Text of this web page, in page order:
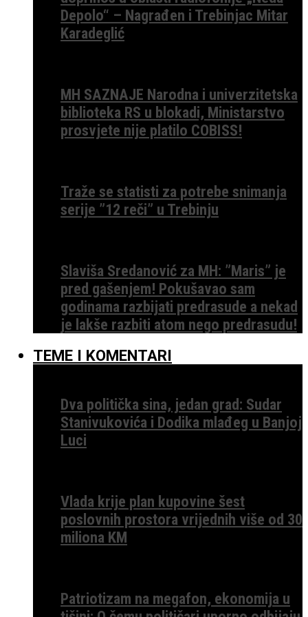
Depolo“ – Nagrađen i Trebinjac Mitar
Karadeglić
MH SAZNAJE Narodna i univerzitetska
biblioteka RS u blokadi, Ministarstvo
prosvjete nije platilo COBISS!
Traže se statisti za potrebe snimanja
serije ”12 reči” u Trebinju
Slaviša Sredanović za MH: ”Maris” je
pred gašenjem! Pokušavao sam
godinama razbijati predrasude a nekad
je lakše razbiti atom nego predrasudu!
TEME I KOMENTARI
Dva politička sina, jedan grad: Sudar
Stanivukovića i Dodika mlađeg u Banjoj
Luci
Vlada krije plan kupovine šest
poslovnih prostora vrijednih više od 30
miliona KM
Patriotizam na megafon, ekonomija u